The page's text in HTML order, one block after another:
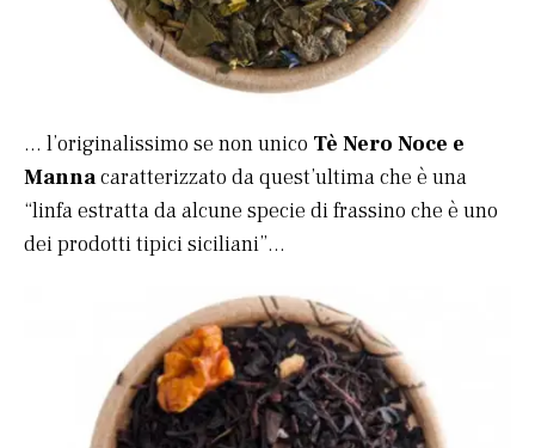
… l’originalissimo se non unico Tè Nero Noce e
Mannacaratterizzato da quest’ultima che è una
“linfa estratta da alcune specie di frassino che è uno
dei prodotti tipici siciliani”…